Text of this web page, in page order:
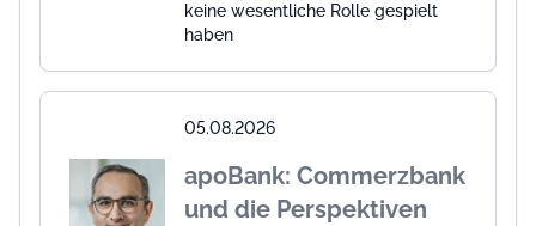
keine wesentliche Rolle gespielt
haben
05.08.2026
apoBank: Commerzbank
und die Perspektiven